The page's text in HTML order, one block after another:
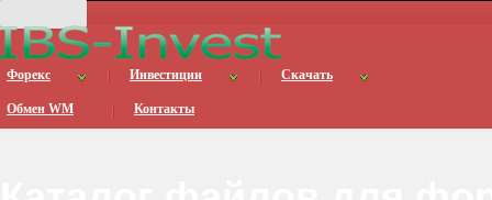
Форекс Инвестиции Скачать
Обмен WM Контакты